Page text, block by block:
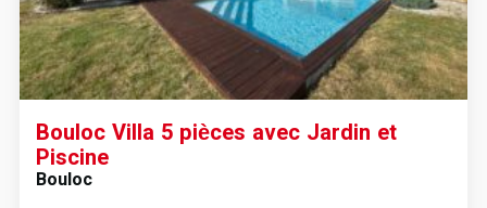
Bouloc Villa 5 pièces avec Jardin et
Piscine
Bouloc